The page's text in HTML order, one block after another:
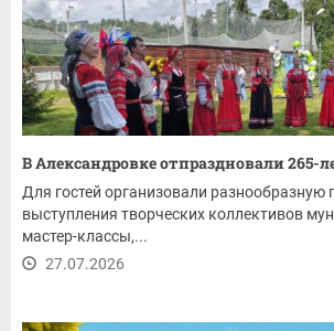
В Александровке отпраздновали 265-
Для гостей организовали разнообразную
выступления творческих коллективов
мастер-классы,...
27.07.2026